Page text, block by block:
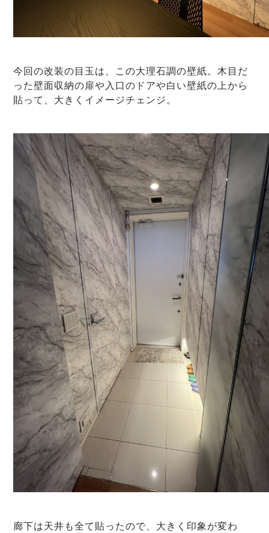
今回の改装の目玉は、この大理石調の壁紙。木目だ
った壁面収納の扉や入口のドアや白い壁紙の上から
貼って、大きくイメージチェンジ。
廊下は天井も全て貼ったので、大きく印象が変わ